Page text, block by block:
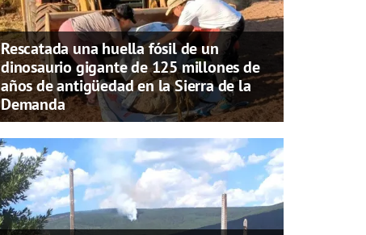
Rescatada una huella fósil de un
dinosaurio gigante de 125 millones de
años de antigüedad en la Sierra de la
Demanda